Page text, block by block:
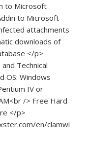
to Microsoft
to Microsoft
attachments
downloads of
</p>
Technical
OS: Windows
IV or
/> Free Hard
</p>
en/clamwi